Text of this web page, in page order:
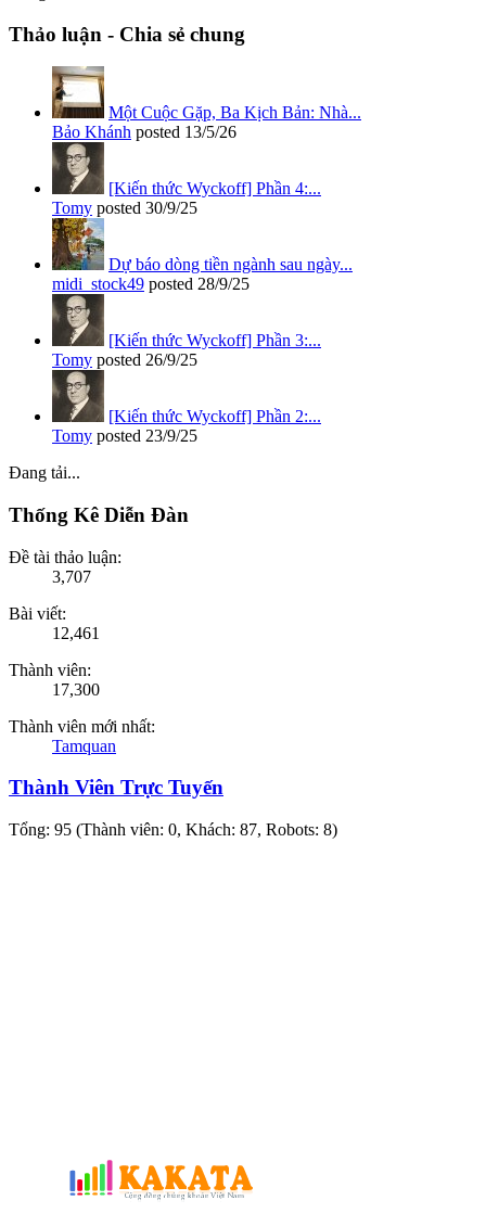
Thảo luận - Chia sẻ chung
Một Cuộc Gặp, Ba Kịch Bản: Nhà...
Bảo Khánh posted 13/5/26
[Kiến thức Wyckoff] Phần 4:...
Tomy posted 30/9/25
Dự báo dòng tiền ngành sau ngày...
midi_stock49 posted 28/9/25
[Kiến thức Wyckoff] Phần 3:...
Tomy posted 26/9/25
[Kiến thức Wyckoff] Phần 2:...
Tomy posted 23/9/25
Đang tải...
Thống Kê Diễn Đàn
Đề tài thảo luận:
3,707
Bài viết:
12,461
Thành viên:
17,300
Thành viên mới nhất:
Tamquan
Thành Viên Trực Tuyến
Tổng: 95 (Thành viên: 0, Khách: 87, Robots: 8)